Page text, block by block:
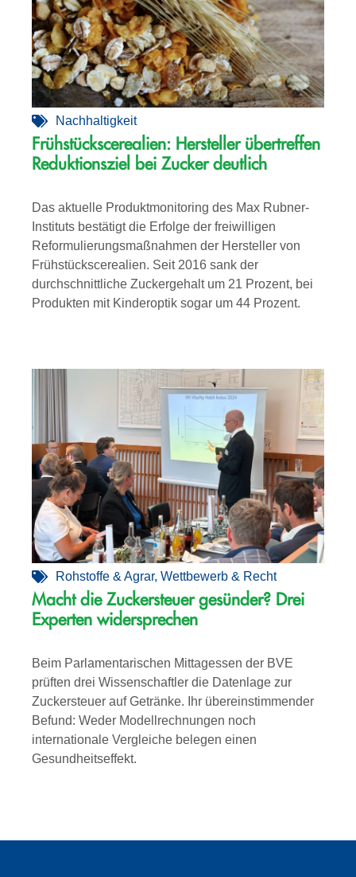
Nachhaltigkeit
Frühstückscerealien: Hersteller übertreffen
Reduktionsziel bei Zucker deutlich
Das aktuelle Produktmonitoring des Max Rubner-
Instituts bestätigt die Erfolge der freiwilligen
Reformulierungsmaßnahmen der Hersteller von
Frühstückscerealien. Seit 2016 sank der
durchschnittliche Zuckergehalt um 21 Prozent, bei
Produkten mit Kinderoptik sogar um 44 Prozent.
Rohstoffe & Agrar, Wettbewerb & Recht
Macht die Zuckersteuer gesünder? Drei
Experten widersprechen
Beim Parlamentarischen Mittagessen der BVE
prüften drei Wissenschaftler die Datenlage zur
Zuckersteuer auf Getränke. Ihr übereinstimmender
Befund: Weder Modellrechnungen noch
internationale Vergleiche belegen einen
Gesundheitseffekt.